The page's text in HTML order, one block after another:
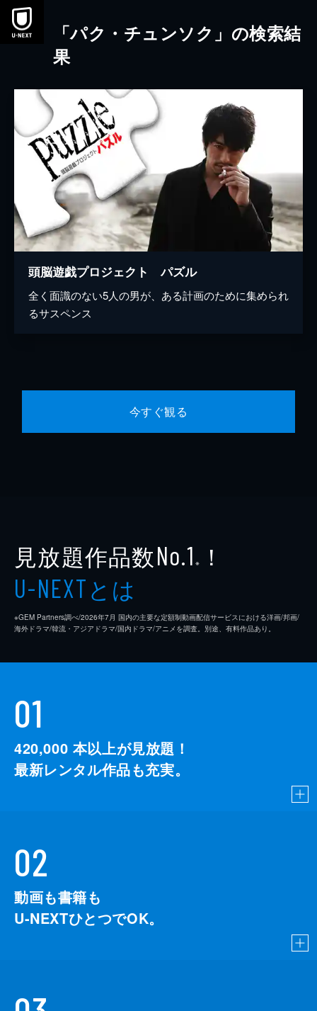
本文へスキップ
「パク・チュンソク」の検索結
果
頭脳遊戯プロジェクト パズル
全く面識のない5人の男が、ある計画のために集められ
るサスペンス
今すぐ観る
見放題作品数No.1 ※ ！
U-NEXTとは
※GEM Partners調べ/2026年7⽉ 国内の主要な定額制動画配信サービスにおける洋画/邦画/
海外ドラマ/韓流・アジアドラマ/国内ドラマ/アニメを調査。別途、有料作品あり。
01
420,000 本以上が見放題！
最新レンタル作品も充実。
02
動画も書籍も
U-NEXTひとつでOK。